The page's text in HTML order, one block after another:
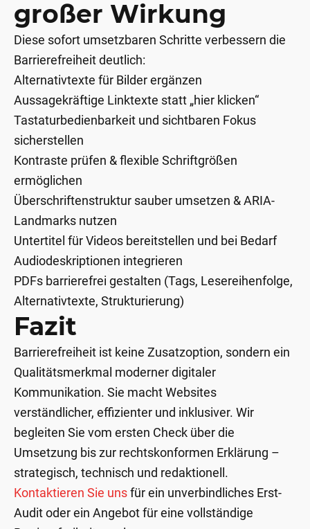
großer Wirkung
Diese sofort umsetzbaren Schritte verbessern die
Barrierefreiheit deutlich:
Alternativtexte für Bilder ergänzen
Aussagekräftige Linktexte statt „hier klicken“
Tastaturbedienbarkeit und sichtbaren Fokus
sicherstellen
Kontraste prüfen & flexible Schriftgrößen
ermöglichen
Überschriftenstruktur sauber umsetzen & ARIA-
Landmarks nutzen
Untertitel für Videos bereitstellen und bei Bedarf
Audiodeskriptionen integrieren
PDFs barrierefrei gestalten (Tags, Lesereihenfolge,
Alternativtexte, Strukturierung)
Fazit
Barrierefreiheit ist keine Zusatzoption, sondern ein
Qualitätsmerkmal moderner digitaler
Kommunikation. Sie macht Websites
verständlicher, effizienter und inklusiver. Wir
begleiten Sie vom ersten Check über die
Umsetzung bis zur rechtskonformen Erklärung –
strategisch, technisch und redaktionell.
Kontaktieren Sie unsfür ein unverbindliches Erst-
Audit oder ein Angebot für eine vollständige